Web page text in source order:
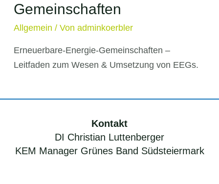
Gemeinschaften
Allgemein / Von adminkoerbler
Erneuerbare-Energie-Gemeinschaften –
Leitfaden zum Wesen & Umsetzung von EEGs.
Kontakt
DI Christian Luttenberger
KEM Manager Grünes Band Südsteiermark